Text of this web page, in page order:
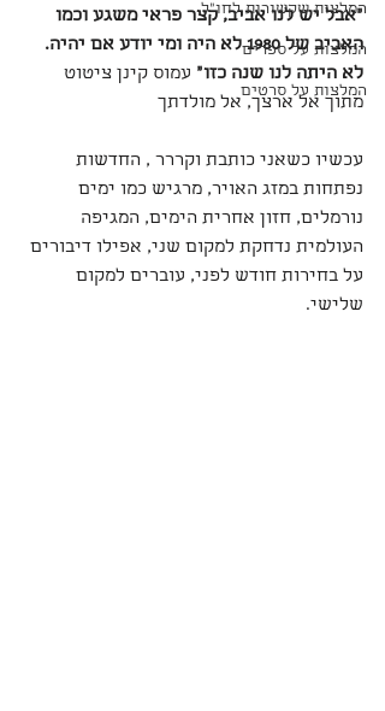
המלצות שקשורות לחו"ל
המלצות על ספרים
המלצות על סרטים
"אבל יש לנו אביב, קצר פראי משגע וכמו
האביב של 1980 לא היה ומי יודע אם יהיה.
לא היתה לנו שנה כזו" עמוס קינן ציטוט
מתוך אל ארצך, אל מולדתך
עכשיו כשאני כותבת וקררר , החדשות
נפתחות במזג האויר, מרגיש כמו ימים
נורמלים, חזון אחרית הימים, המגיפה
העולמית נדחקת למקום שני, אפילו דיבורים
על בחירות חודש לפני, עוברים למקום
שלישי.